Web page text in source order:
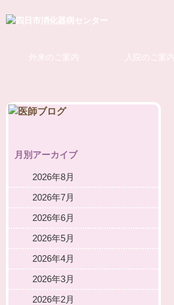
外来のご案内 入院のご案内
月別アーカイブ
2026年8月
2026年7月
2026年6月
2026年5月
2026年4月
2026年3月
2026年2月